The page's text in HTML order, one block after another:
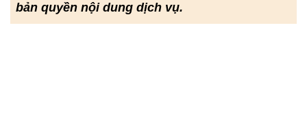
bản quyền nội dung dịch vụ.